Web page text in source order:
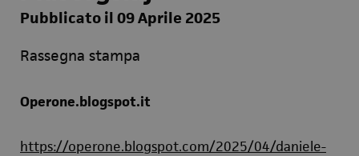
Pubblicato il 09 Aprile 2025
Rassegna stampa
Operone.blogspot.it
https://operone.blogspot.com/2025/04/daniele-